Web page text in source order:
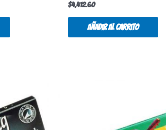
$4,412.60
Añadir al carrito